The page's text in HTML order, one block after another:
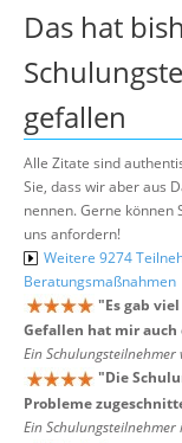
Das hat
gefallen
Alle Zitate sind
Sie, dass wir aber aus
nennen. Gerne können
uns anfordern!
Weitere 9274
Beratungsmaßnahmen
"Es gab
Gefallen hat mir auch
Ein
"Die
Probleme
Ein